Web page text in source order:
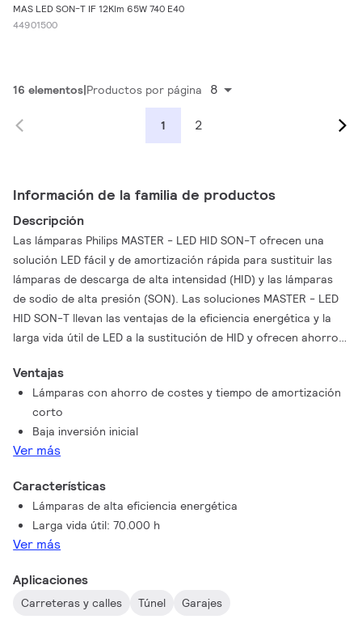
MAS LED SON-T IF 12Klm 65W 740 E40
44901500
16 elementos Productos por página 8
1 2
Información de la familia de productos
Descripción
Las lámparas Philips MASTER - LED HID SON-T ofrecen una
solución LED fácil y de amortización rápida para sustituir las
lámparas de descarga de alta intensidad (HID) y las lámparas
de sodio de alta presión (SON). Las soluciones MASTER - LED
HID SON-T llevan las ventajas de la eficiencia energética y la
larga vida útil de LED a la sustitución de HID y ofrecen ahorro
luz y el tamaño de lámpara correctos, es fácil instalar lámparas
MASTER - LED HID SON-T en los sistemas SON y SON-T
existentes y mejorar la calidad de la iluminación con LED sin
cambiar el balasto (para sustituciones IF) ni el reflector de la
luminaria.
Ventajas
Lámparas con ahorro de costes y tiempo de amortización
corto
Baja inversión inicial
Ver más
Características
Lámparas de alta eficiencia energética
Larga vida útil: 70.000 h
Ver más
Aplicaciones
Carreteras y calles Túnel Garajes